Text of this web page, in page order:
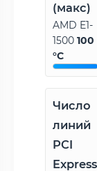
(макс)
AMD E1-
1500 100
°C
Число
линий
PCI
Express